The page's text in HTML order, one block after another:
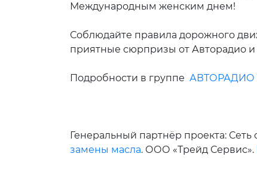
Международным женским днем!
Соблюдайте правила дорожного
приятные сюрпризы от Авторадио и
Подробности в группе АВТОРАДИО
Генеральный партнёр проекта:
замены масла. ООО «Трейд Сервис».